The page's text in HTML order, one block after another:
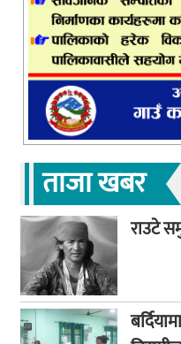
ताजा खबर
राउटे